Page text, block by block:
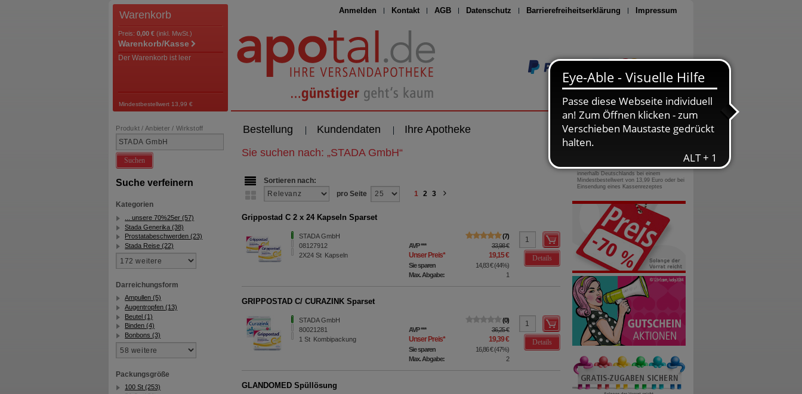
Anmelden Kontakt AGB Datenschutz Barrierefreiheitserklärung Impressum
Seite drucken
Warenkorb
Preis: 0,00 € (inkl. MwSt.)
Warenkorb/Kasse
Der Warenkorb ist leer
Mindestbestellwert 13,99 €
Bestellung Kundendaten Ihre Apotheke
Produkt / Anbieter / Wirkstoff
Suchen
Suche verfeinern
Kategorien
... unsere 70%25er (57)
Stada Generika (38)
Prostatabeschwerden (23)
Stada Reise (22)
Darreichungsform
Ampullen (5)
Augentropfen (13)
Beutel (1)
Binden (4)
Bonbons (3)
Packungsgröße
100 St (253)
Sie suchen nach: „STADA GmbH“
Sortieren nach:
pro Seite
1 2 3
Grippostad C 2 x 24 Kapseln Sparset
STADA GmbH
08127912
2X24St Kapseln
7
AVP*** 33,98 €
Unser Preis* 19,15 €
Sie sparen 14,83 €(44%)
Max. Abgabe:
1
Details
GRIPPOSTAD C/ CURAZINK Sparset
STADA GmbH
80021281
1St Kombipackung
0
AVP*** 36,25 €
Unser Preis* 19,39 €
Sie sparen 16,86 €(47%)
Max. Abgabe:
2
Details
GLANDOMED Spüllösung
0800-10 11 422
gebührenfreie Rufnummer
innerhalb Deutschlands bei einem
Mindestbestellwert von 13,99 Euro oder bei
Einsendung eines Kassenrezeptes